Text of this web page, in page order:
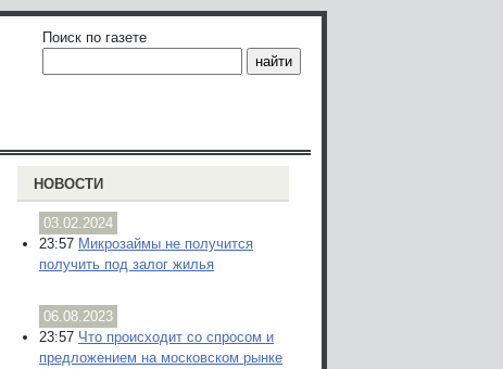
Поиск по газете
НОВОСТИ
03.02.2024
23:57 Микрозаймы не получится
получить под залог жилья
06.08.2023
23:57 Что происходит со спросом и
предложением на московском рынке